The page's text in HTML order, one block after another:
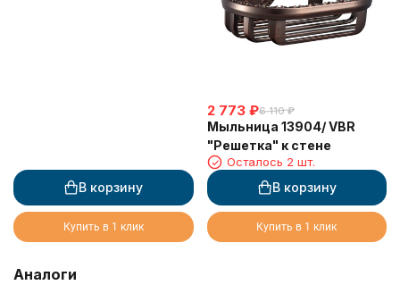
В корзину
Купить в 1 клик
2 773 ₽6 110 ₽
Мыльница 13904/ VBR
"Решетка" к стене
Осталось 2 шт.
В корзину
Купить в 1 клик
Аналоги